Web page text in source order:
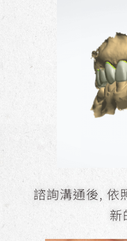
諮詢溝通後, 依
新